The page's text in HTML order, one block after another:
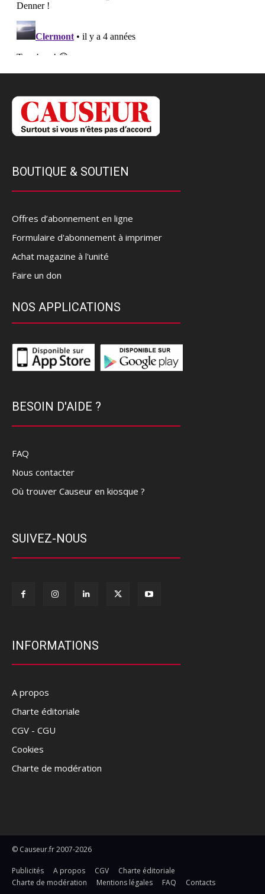
BOUTIQUE & SOUTIEN
Offres d’abonnement en ligne
Formulaire d'abonnement à imprimer
Achat magazine à l'unité
Faire un don
NOS APPLICATIONS
BESOIN D'AIDE ?
FAQ
Nous contacter
Où trouver Causeur en kiosque ?
SUIVEZ-NOUS
INFORMATIONS
A propos
Charte éditoriale
CGV - CGU
Cookies
Charte de modération
© Causeur.fr 2007-2026
Publicités A propos CGV
Charte éditoriale
Charte de modération
Mentions légales FAQ Contacts